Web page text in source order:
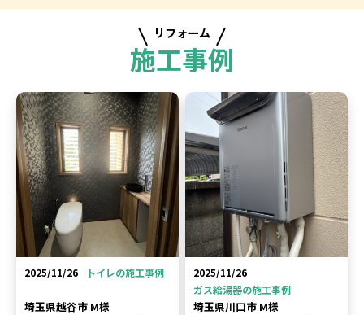
リフォーム
施工事例
2025/11/26 トイレの施工事例
埼玉県越谷市 M様
2025/11/26
ガス給湯器の施工事例
埼玉県川口市 M様